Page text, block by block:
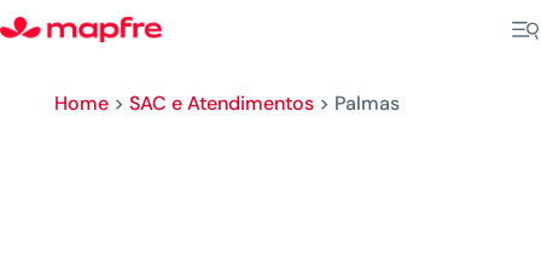
Home> SAC e Atendimentos> Palmas